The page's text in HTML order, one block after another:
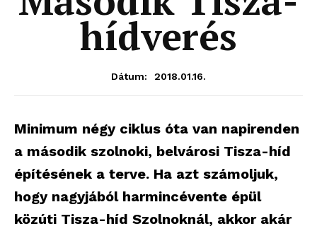
hídverés
Dátum: 2018.01.16.
Minimum négy ciklus óta van napirenden
a második szolnoki, belvárosi Tisza-híd
építésének a terve. Ha azt számoljuk,
hogy nagyjából harmincévente épül
közúti Tisza-híd Szolnoknál, akkor akár